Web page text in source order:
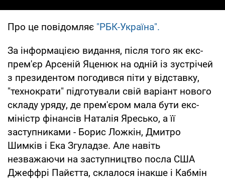
Про це повідомляє "РБК-Україна".
За інформацією видання, після того як екс-
прем'єр Арсеній Яценюк на одній із зустрічей
з президентом погодився піти у відставку,
"технократи" підготували свій варіант нового
складу уряду, де прем'єром мала бути екс-
міністр фінансів Наталія Яресько, а її
заступниками - Борис Ложкін, Дмитро
Шимків і Ека Згуладзе. Але навіть
незважаючи на заступництво посла США
Джеффрі Пайєтта, склалося інакше і Кабмін